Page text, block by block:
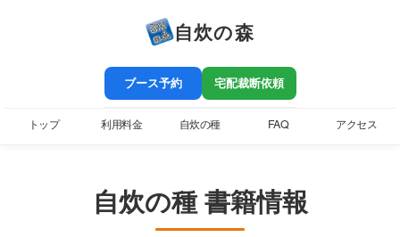
自炊の森
ブース予約 宅配裁断依頼
トップ 利用料金 自炊の種 FAQ アクセス
自炊の種 書籍情報